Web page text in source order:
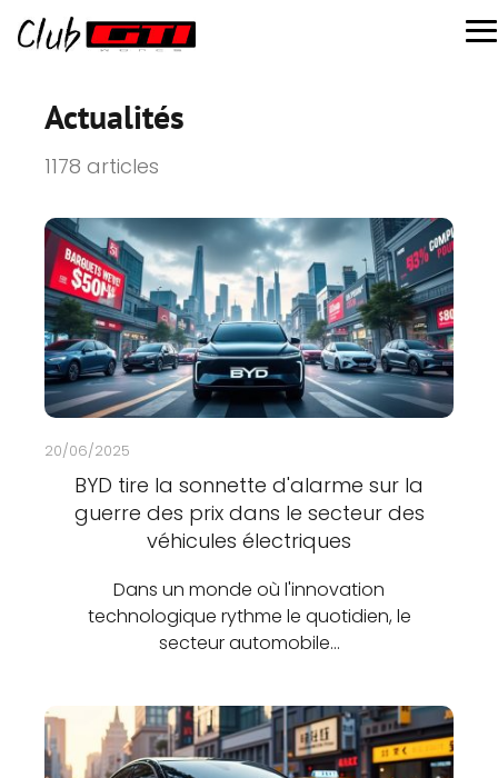
Actualités
1178 articles
20/06/2025
BYD tire la sonnette d'alarme sur la
guerre des prix dans le secteur des
véhicules électriques
Dans un monde où l'innovation
technologique rythme le quotidien, le
secteur automobile…